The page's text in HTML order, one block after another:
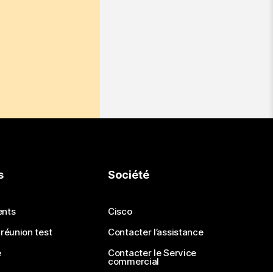
test
Société
Cisco
Contacter l’assistance
Contacter le Service
commercial